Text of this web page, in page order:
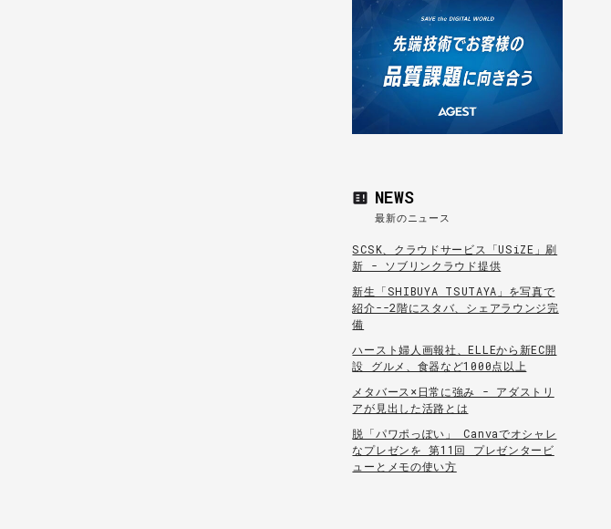
NEWS
最新のニュース
SCSK、クラウドサービス「USiZE」刷
新 - ソブリンクラウド提供
新生「SHIBUYA TSUTAYA」を写真で
紹介--2階にスタバ、シェアラウンジ完
備
ハースト婦人画報社、ELLEから新EC開
設 グルメ、食器など1000点以上
メタバース×日常に強み - アダストリ
アが見出した活路とは
脱「パワポっぽい」 Canvaでオシャレ
なプレゼンを 第11回 プレゼンタービ
ューとメモの使い方